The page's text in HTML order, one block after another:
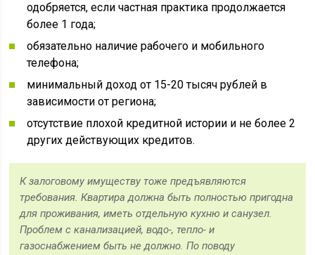
одобряется, если частная практика продолжается
более 1 года;
обязательно наличие рабочего и мобильного
телефона;
минимальный доход от 15-20 тысяч рублей в
зависимости от региона;
отсутствие плохой кредитной истории и не более 2
других действующих кредитов.
К залоговому имуществу тоже предъявляются
требования. Квартира должна быть полностью пригодна
для проживания, иметь отдельную кухню и санузел.
Проблем с канализацией, водо-, тепло- и
газоснабжением быть не должно. По поводу